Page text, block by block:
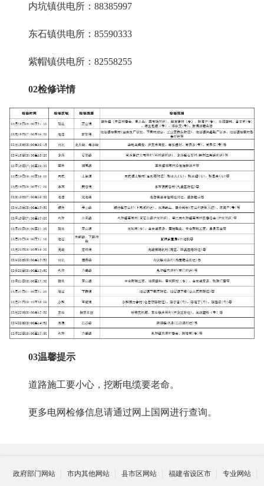
内坑镇供电所：88385997
东石镇供电所：85590333
紫帽镇供电所：82558255
02检修详情
03温馨提示
道路施工要小心，挖断电缆要老命。
更多电网检修信息请通过网上国网进行查询。
政府部门网站 市内其他网站 县市区网站 福建省设区市
专业网站